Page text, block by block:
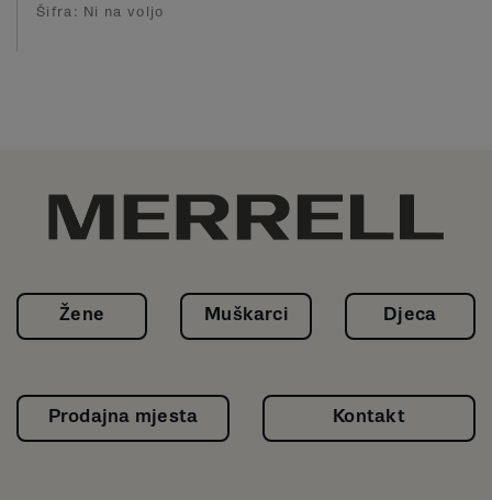
Šifra: Ni na voljo
Žene Muškarci Djeca
Prodajna mjesta Kontakt